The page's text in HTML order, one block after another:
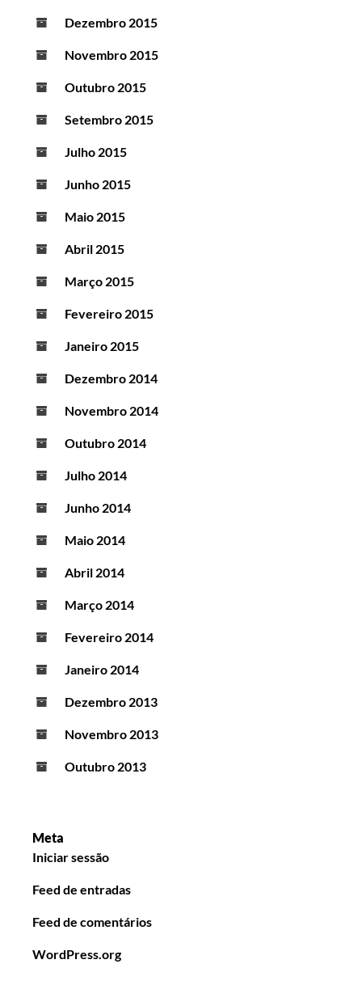
Dezembro 2015
Novembro 2015
Outubro 2015
Setembro 2015
Julho 2015
Junho 2015
Maio 2015
Abril 2015
Março 2015
Fevereiro 2015
Janeiro 2015
Dezembro 2014
Novembro 2014
Outubro 2014
Julho 2014
Junho 2014
Maio 2014
Abril 2014
Março 2014
Fevereiro 2014
Janeiro 2014
Dezembro 2013
Novembro 2013
Outubro 2013
Meta
Iniciar sessão
Feed de entradas
Feed de comentários
WordPress.org